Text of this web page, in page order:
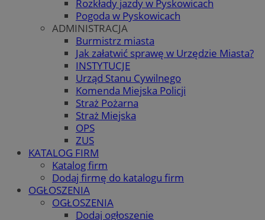
Rozkłady jazdy w Pyskowicach
Pogoda w Pyskowicach
ADMINISTRACJA
Burmistrz miasta
Jak załatwić sprawę w Urzędzie Miasta?
INSTYTUCJE
Urząd Stanu Cywilnego
Komenda Miejska Policji
Straż Pożarna
Straż Miejska
OPS
ZUS
KATALOG FIRM
Katalog firm
Dodaj firmę do katalogu firm
OGŁOSZENIA
OGŁOSZENIA
Dodaj ogłoszenie